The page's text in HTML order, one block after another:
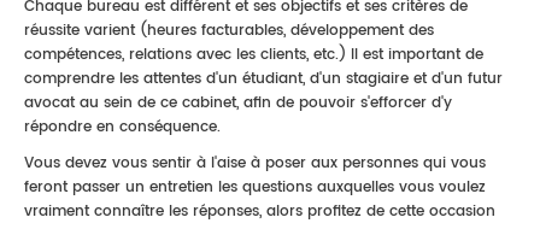
Chaque bureau est différent et ses objectifs et ses critères de
réussite varient (heures facturables, développement des
compétences, relations avec les clients, etc.) Il est important de
comprendre les attentes d'un étudiant, d'un stagiaire et d'un futur
avocat au sein de ce cabinet, afin de pouvoir s'efforcer d'y
répondre en conséquence.
Vous devez vous sentir à l'aise à poser aux personnes qui vous
feront passer un entretien les questions auxquelles vous voulez
vraiment connaître les réponses, alors profitez de cette occasion